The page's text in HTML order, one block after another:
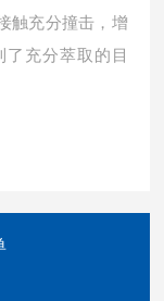
触充分撞击，增
充分萃取的目